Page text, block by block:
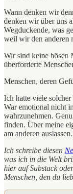
Wann denken wir
denken wir über uns
Wegduckende, was
weil wir den anderen
Wir sind keine bösen
überforderte
Menschen, deren
Ich hatte viele
War emotional nicht
wahrzunehmen.
finden. Über meine
am anderen auslassen.
Ich schreibe diesen
was ich in die Welt
hier auf Substack
Menschen, den du